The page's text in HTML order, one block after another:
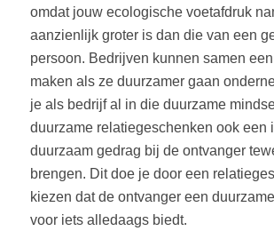
omdat jouw ecologische voetafdruk
aanzienlijk groter is dan die van een
persoon. Bedrijven kunnen samen een
maken als ze duurzamer gaan
je als bedrijf al in die duurzame
duurzame relatiegeschenken ook een
duurzaam gedrag bij de ontvanger
brengen. Dit doe je door een
kiezen dat de ontvanger een
voor iets alledaags biedt.